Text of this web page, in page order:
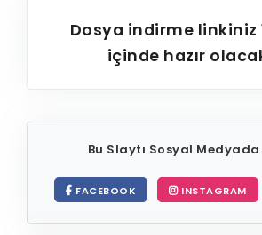
Dosya indirme linkiniz
içinde hazır
Bu Slaytı Sosyal
FACEBOOK INSTAGRAM